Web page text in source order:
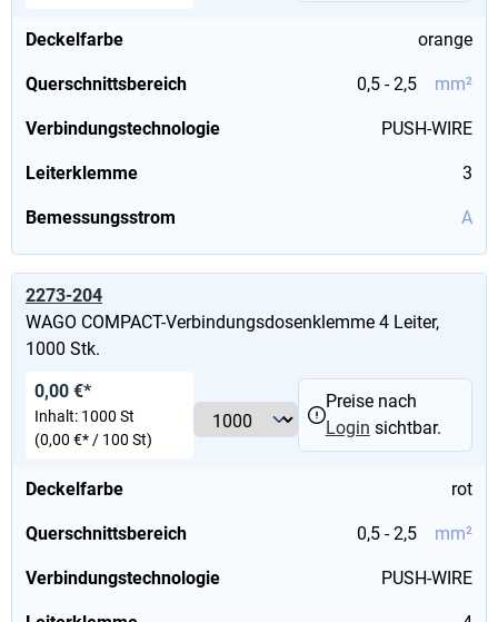
Deckelfarbe orange
Querschnittsbereich 0,5 - 2,5 mm²
Verbindungstechnologie PUSH-WIRE
Leiterklemme 3
Bemessungsstrom A
2273-204
WAGO COMPACT-Verbindungsdosenklemme 4 Leiter,
1000 Stk.
Deckelfarbe rot
Querschnittsbereich 0,5 - 2,5 mm²
Verbindungstechnologie PUSH-WIRE
0,00 €*
Inhalt: 1000 St
(0,00 €* / 100 St)
Preise nach
Login sichtbar.